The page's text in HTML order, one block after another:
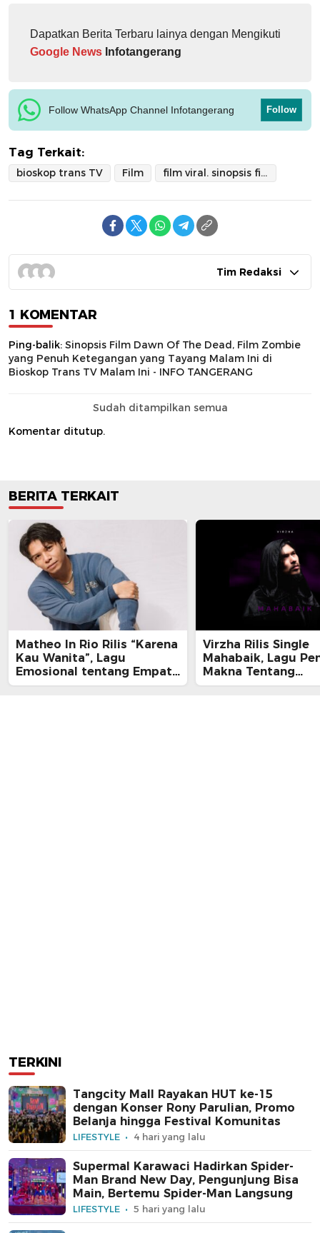
Dapatkan Berita Terbaru lainya dengan Mengikuti
Google News Infotangerang
Follow WhatsApp Channel Infotangerang Follow
Tag Terkait:
bioskop trans TV Film film viral. sinopsis film viral
Tim Redaksi
1 KOMENTAR
Ping-balik: Sinopsis Film Dawn Of The Dead, Film Zombie
yang Penuh Ketegangan yang Tayang Malam Ini di
Bioskop Trans TV Malam Ini - INFO TANGERANG
Sudah ditampilkan semua
Komentar ditutup.
BERITA TERKAIT
Matheo In Rio Rilis “Karena
Kau Wanita”, Lagu
Emosional tentang Empati
dan Kelelahan Perempuan
Virzha Rilis Single
Mahabaik, Lagu
Makna Tentang
Pengampunan dan
TERKINI
Tangcity Mall Rayakan HUT ke-15
dengan Konser Rony Parulian, Promo
Belanja hingga Festival Komunitas
LIFESTYLE 4 hari yang lalu
Supermal Karawaci Hadirkan Spider-
Man Brand New Day, Pengunjung Bisa
Main, Bertemu Spider-Man Langsung
LIFESTYLE 5 hari yang lalu